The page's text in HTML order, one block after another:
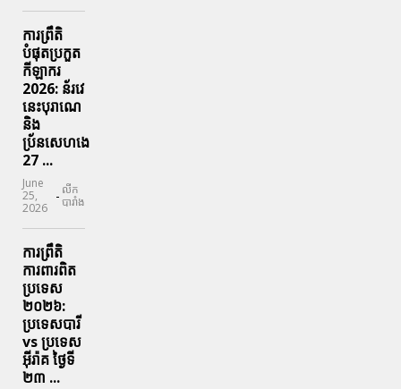
ការព្រឹតិ
បំផុតប្រកួត
កីឡាករ
2026: ន័រវេ
នេះបុរាណេ
និង
ប្រ័នសេហងេ
27 ...
June
25,
2026
- លីក
បារាំង
ការព្រឹតិ
ការពារ​ពិត
ប្រទេស
២០២៦:
ប្រទេសបារី
vs ប្រទេស
អ៊ីរ៉ាគ ថ្ងៃទី​
២៣ ...